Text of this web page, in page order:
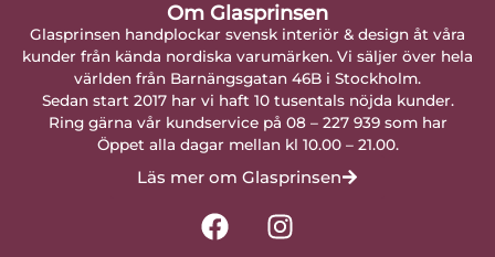
Om Glasprinsen
Glasprinsen handplockar svensk interiör & design åt våra
kunder från kända nordiska varumärken. Vi säljer över hela
världen från Barnängsgatan 46B i Stockholm.
Sedan start 2017 har vi haft 10 tusentals nöjda kunder.
Ring gärna vår kundservice på 08 – 227 939 som har
Öppet alla dagar mellan kl 10.00 – 21.00.
Läs mer om Glasprinsen
F
a
I
n